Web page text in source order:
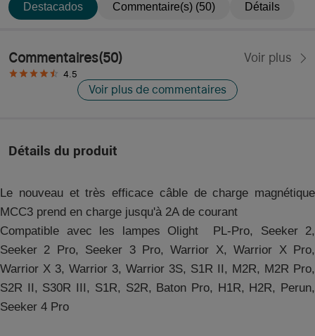
Destacados Commentaire(s) (50) Détails
Commentaires(50) Voir plus
4.5
Voir plus de commentaires
Détails du produit
Le nouveau et très efficace câble de charge magnétique
MCC3 prend en charge jusqu'à 2A de courant
Compatible avec les lampes Olight PL-Pro, Seeker 2,
Seeker 2 Pro, Seeker 3 Pro, Warrior X, Warrior X Pro,
Warrior X 3, Warrior 3, Warrior 3S, S1R II, M2R, M2R Pro,
S2R II, S30R III, S1R, S2R, Baton Pro, H1R, H2R, Perun,
Seeker 4 Pro